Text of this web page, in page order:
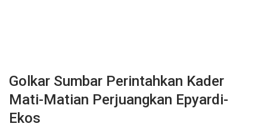
Golkar Sumbar Perintahkan Kader
Mati-Matian Perjuangkan Epyardi-
Ekos